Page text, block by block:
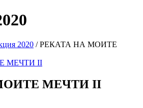
2020 /РЕКАТА НА МОИТЕ
МЕЧТИ II